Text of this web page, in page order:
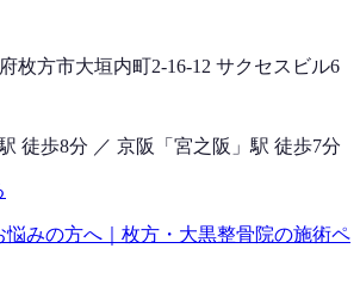
枚方市大垣内町2-16-12 サクセスビル6
徒歩8分 ／ 京阪「宮之阪」駅 徒歩7分
悩みの方へ｜枚方・大黒整骨院の施術ペ